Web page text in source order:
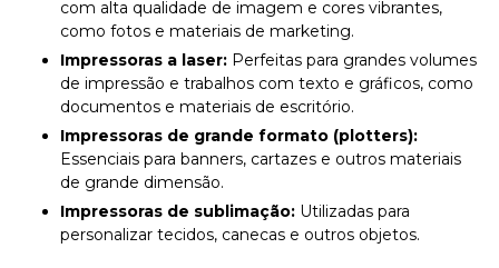
com alta qualidade de imagem e cores vibrantes,
como fotos e materiais de marketing.
Impressoras a laser: Perfeitas para grandes volumes
de impressão e trabalhos com texto e gráficos, como
documentos e materiais de escritório.
Impressoras de grande formato (plotters):
Essenciais para banners, cartazes e outros materiais
de grande dimensão.
Impressoras de sublimação: Utilizadas para
personalizar tecidos, canecas e outros objetos.